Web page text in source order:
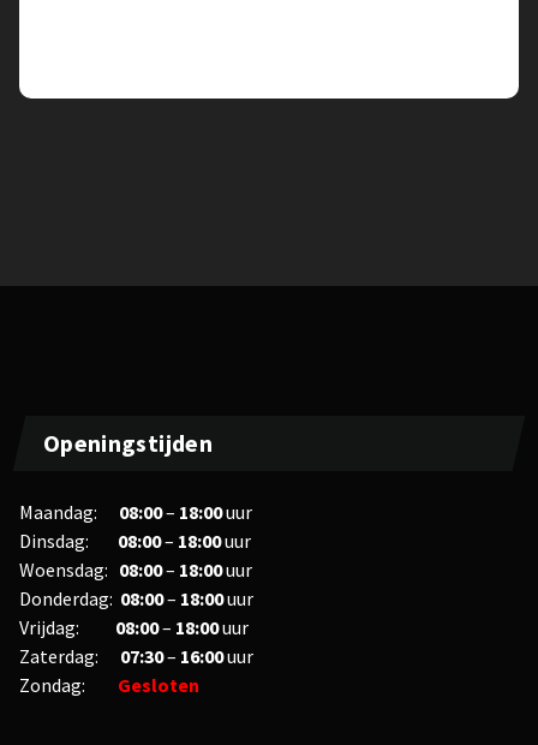
Openingstijden
Maandag: 08:00– 18:00uur
Dinsdag: 08:00– 18:00uur
Woensdag: 08:00– 18:00uur
Donderdag: 08:00– 18:00uur
Vrijdag: 08:00– 18:00uur
Zaterdag: 07:30– 16:00uur
Zondag: Gesloten